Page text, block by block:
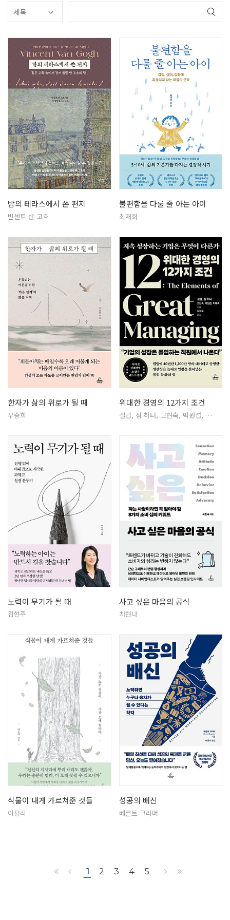
밤의 테라스에서 쓴 편지
빈센트 반 고흐
불편함을 다룰 줄 아는 아이
최재희
한자가 삶의 위로가 될 때
우승희
위대한 경영의 12가지 조건
갤럽, 짐 하터, 고현숙, 박원섭, …
노력이 무기가 될 때
김현주
사고 싶은 마음의 공식
차현나
식물이 내게 가르쳐준 것들
이유리
성공의 배신
베른트 크라머
1 2 3 4 5